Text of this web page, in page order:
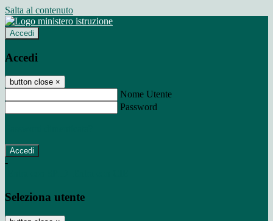
Salta al contenuto
Accedi
Accedi
button close ×
Nome Utente
Password
-
Seleziona utente